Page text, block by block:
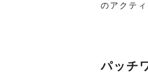
のアクテ
パッチ